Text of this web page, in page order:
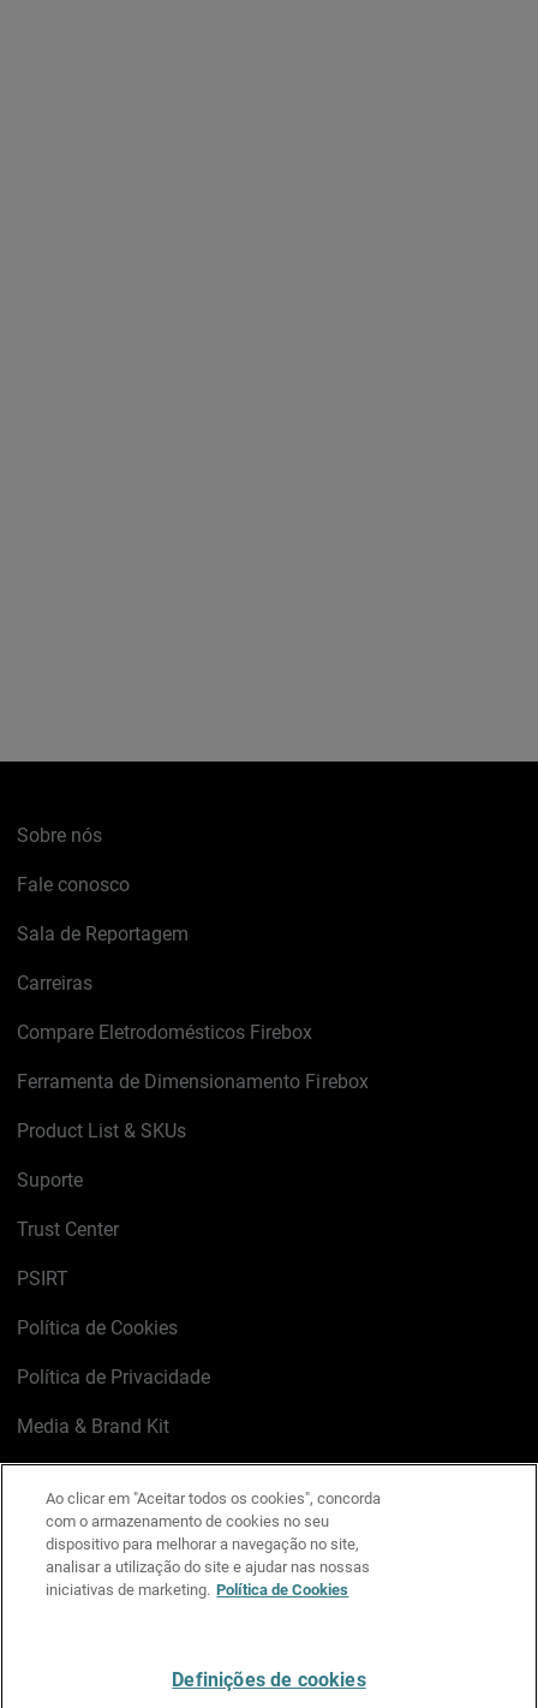
Sobre nós
Fale conosco
Sala de Reportagem
Carreiras
Compare Eletrodomésticos Firebox
Ferramenta de Dimensionamento Firebox
Product List & SKUs
Suporte
Trust Center
PSIRT
Política de Cookies
Política de Privacidade
Media & Brand Kit
LinkedIn
X FacebookInstagram
YouTube
Ao clicar em "Aceitar todos os cookies", concorda
com o armazenamento de cookies no seu
dispositivo para melhorar a navegação no site,
analisar a utilização do site e ajudar nas nossas
iniciativas de marketing. Política de Cookies
Definições de cookies